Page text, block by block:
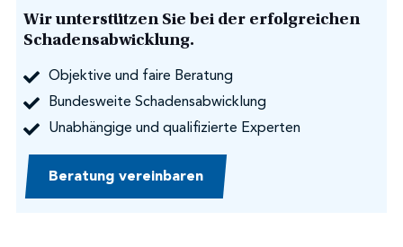
Wir unterstützen Sie bei der erfolgreichen
Schadensabwicklung.
Objektive und faire Beratung
Bundesweite Schadensabwicklung
Unabhängige und qualifizierte Experten
Beratung vereinbaren